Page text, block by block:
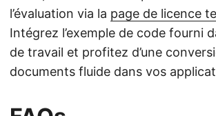
l’évaluation via la page de licence
Intégrez l’exemple de code fourni
de travail et profitez d’une
documents fluide dans vos